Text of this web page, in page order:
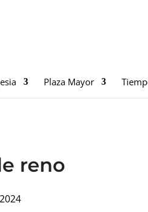
Plaza Mayor
reno